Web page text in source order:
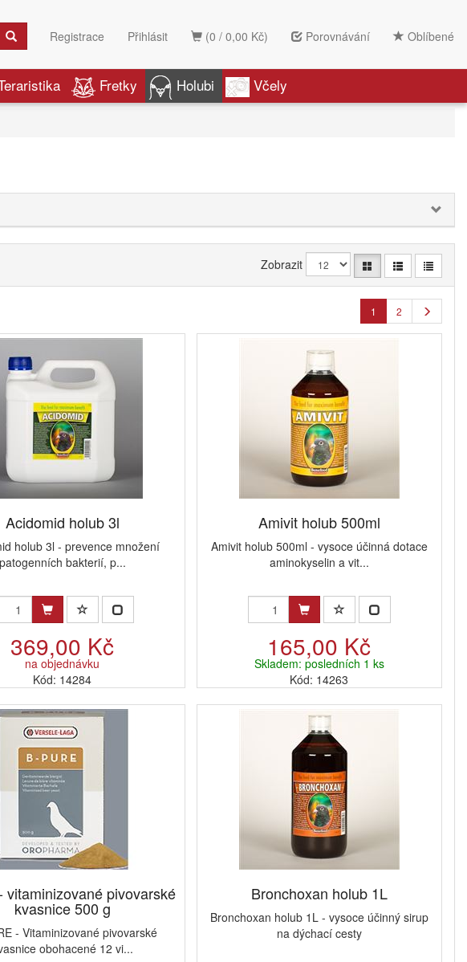
(0 / 0,00 Kč) Porovnávání Oblíbené
Registrace Přihlásit
Fretky Holubi Včely
Zobrazit
1 2
Acidomid holub 3l
holub 3l - prevence množení
patogenních bakterií, p...
369,00 Kč
na objednávku
Kód: 14284
Amivit holub 500ml
Amivit holub 500ml - vysoce účinná dotace
aminokyselin a vit...
165,00 Kč
Skladem: posledních 1 ks
Kód: 14263
vitaminizované pivovarské
kvasnice 500 g
- Vitaminizované pivovarské
obohacené 12 vi...
Bronchoxan holub 1L
Bronchoxan holub 1L - vysoce účinný sirup
na dýchací cesty